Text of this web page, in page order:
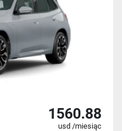
1560.88
usd /miesiąc